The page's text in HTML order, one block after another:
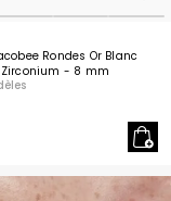
Rondes Or Blanc
Zirconium - 8 mm